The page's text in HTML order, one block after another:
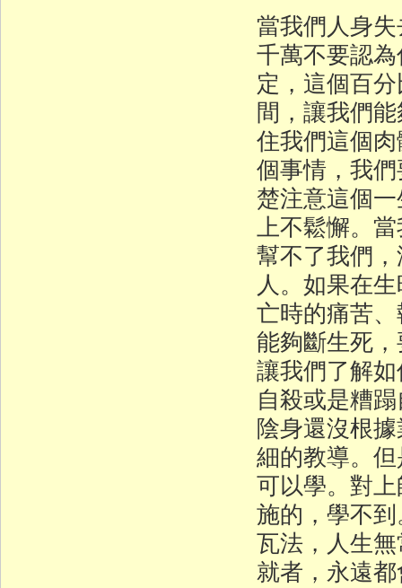
當我們人身
千萬不要認
定，這個百
間，讓我們
住我們這個
個事情，我
楚注意這個
上不鬆懈。
幫不了我們
人。如果在
亡時的痛苦
能夠斷生死
讓我們了解
自殺或是糟
陰身還沒根
細的教導。
可以學。對
施的，學不
瓦法，人生
就者，永遠